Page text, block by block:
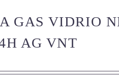
GAS VIDRIO
AG VNT